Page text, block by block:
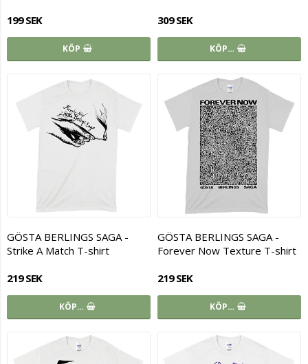
199 SEK
KÖP
309 SEK
KÖP…
GÖSTA BERLINGS SAGA -
Strike A Match T-shirt
219 SEK
KÖP…
GÖSTA BERLINGS SAGA -
Forever Now Texture T-shirt
219 SEK
KÖP…